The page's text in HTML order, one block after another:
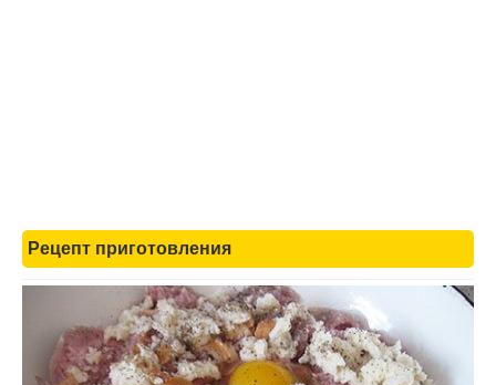
Рецепт приготовления